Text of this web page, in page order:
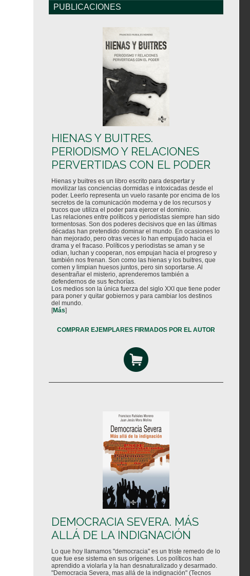
PUBLICACIONES
HIENAS Y BUITRES.
PERIODISMO Y RELACIONES
PERVERTIDAS CON EL PODER
Hienas y buitres es un libro escrito para despertar y
movilizar las conciencias dormidas e intoxicadas desde el
poder. Leerlo representa un vuelo rasante por encima de los
secretos de la comunicación moderna y de los recursos y
trucos que utiliza el poder para ejercer el dominio.
Las relaciones entre políticos y periodistas siempre han sido
tormentosas. Son dos poderes decisivos que en las últimas
décadas han pretendido dominar el mundo. En ocasiones lo
han mejorado, pero otras veces lo han empujado hacia el
drama y el fracaso. Políticos y periodistas se aman y se
odian, luchan y cooperan, nos empujan hacia el progreso y
también nos frenan. Son como las hienas y los buitres, que
comen y limpian huesos juntos, pero sin soportarse. Al
desentrañar el misterio, aprenderemos también a
defendernos de sus fechorías.
Los medios son la única fuerza del siglo XXI que tiene poder
para poner y quitar gobiernos y para cambiar los destinos
del mundo.
[Más]
COMPRAR EJEMPLARES FIRMADOS POR EL AUTOR
DEMOCRACIA SEVERA. MÁS
ALLÁ DE LA INDIGNACIÓN
Lo que hoy llamamos "democracia" es un triste remedo de lo
que fue ese sistema en sus orígenes. Los políticos han
aprendido a violarla y la han desnaturalizado y desarmado.
"Democracia Severa, mas allá de la indignación" (Tecnos